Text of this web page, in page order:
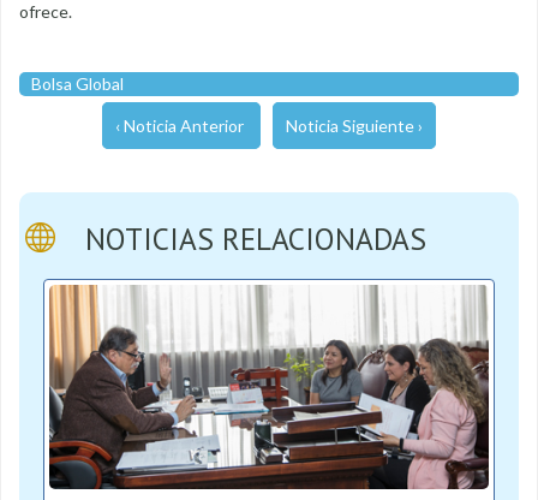
ofrece.
Bolsa Global
‹ Noticia Anterior Noticia Siguiente ›
NOTICIAS RELACIONADAS